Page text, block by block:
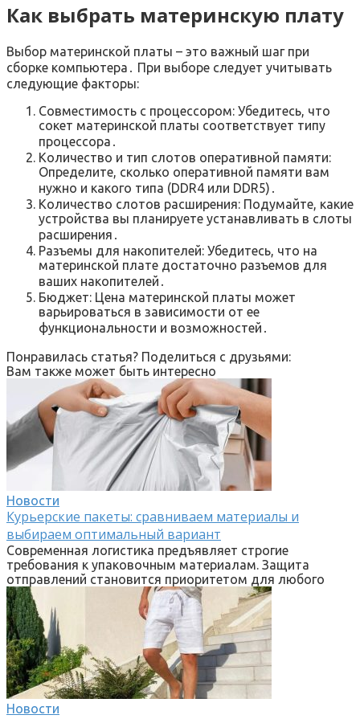
Как выбрать материнскую плату
Выбор материнской платы – это важный шаг при
сборке компьютера․ При выборе следует учитывать
следующие факторы:
Совместимость с процессором: Убедитесь, что
сокет материнской платы соответствует типу
процессора․
Количество и тип слотов оперативной памяти:
Определите, сколько оперативной памяти вам
нужно и какого типа (DDR4 или DDR5)․
Количество слотов расширения: Подумайте, какие
устройства вы планируете устанавливать в слоты
расширения․
Разъемы для накопителей: Убедитесь, что на
материнской плате достаточно разъемов для
ваших накопителей․
Бюджет: Цена материнской платы может
варьироваться в зависимости от ее
функциональности и возможностей․
Понравилась статья? Поделиться с друзьями:
Вам также может быть интересно
Новости
Курьерские пакеты: сравниваем материалы и
выбираем оптимальный вариант
Современная логистика предъявляет строгие
требования к упаковочным материалам. Защита
отправлений становится приоритетом для любого
Новости